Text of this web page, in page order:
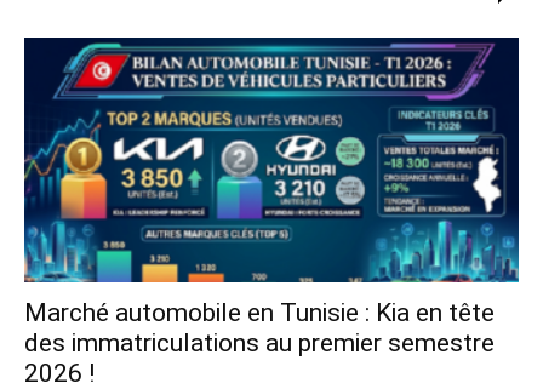
Marché automobile en Tunisie : Kia en tête
des immatriculations au premier semestre
2026 !